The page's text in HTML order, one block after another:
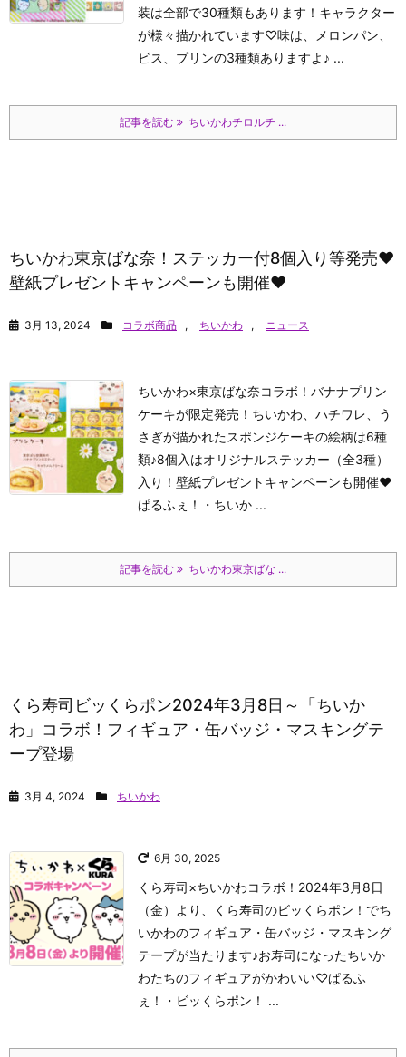
装は全部で30種類もあります！キャラクター
が様々描かれています♡味は、メロンパン、
ビス、プリンの3種類ありますよ♪ ...
記事を読む ちいかわチロルチ ...
ちいかわ東京ばな奈！ステッカー付8個入り等発売♥
壁紙プレゼントキャンペーンも開催♥
3月 13, 2024 コラボ商品 , ちいかわ , ニュース
ちいかわ×東京ばな奈コラボ！バナナプリン
ケーキが限定発売！ちいかわ、ハチワレ、う
さぎが描かれたスポンジケーキの絵柄は6種
類♪8個入はオリジナルステッカー（全3種）
入り！壁紙プレゼントキャンペーンも開催♥
ぱるふぇ！
・ちいか ...
記事を読む ちいかわ東京ばな ...
くら寿司ビッくらポン2024年3月8日～「ちいか
わ」コラボ！フィギュア・缶バッジ・マスキングテ
ープ登場
3月 4, 2024 ちいかわ
6月 30, 2025
くら寿司×ちいかわコラボ！2024年3月8日
（金）より、くら寿司のビッくらポン！でち
いかわのフィギュア・缶バッジ・マスキング
テープが当たります♪お寿司になったちいか
わたちのフィギュアがかわいい♡ぱるふ
ぇ！
・ビッくらポン！ ...